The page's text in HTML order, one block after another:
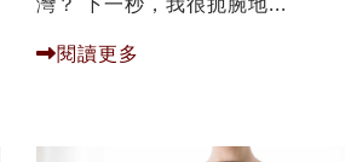
閱讀更多